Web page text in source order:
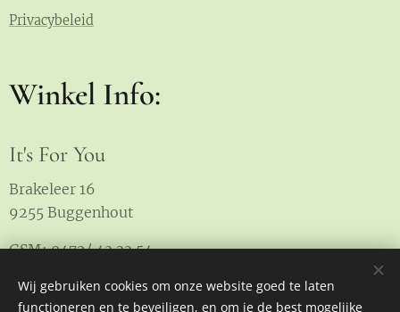
Privacybeleid
Winkel Info:
It's For You
Brakeleer 16
9255 Buggenhout
GSM: 0472/ 43 33 54
Wij gebruiken cookies om onze website goed te laten
functioneren en te beveiligen, en om je de best mogelijke